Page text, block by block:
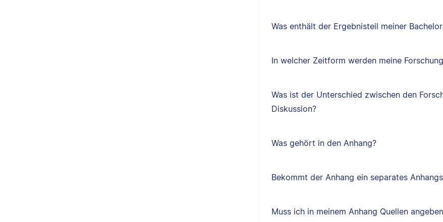
Was enthält der Ergebnisteil meiner
In welcher Zeitform werden meine
Was ist der Unterschied zwischen den
Diskussion?
Was gehört in den Anhang?
Bekommt der Anhang ein separates
Muss ich in meinem Anhang Quellen